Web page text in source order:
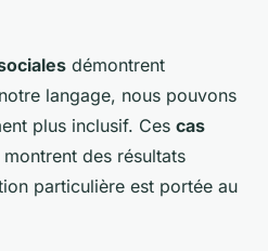
démontrent
langage, nous pouvons
plus inclusif. Ces cas
montrent des résultats
particulière est portée au